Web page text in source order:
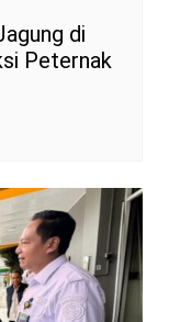
di
Peternak